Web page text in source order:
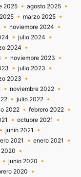
2025
agosto 2025
marzo 2025
noviembre 2024
julio 2024
2024
noviembre 2023
julio 2023
2023
noviembre 2022
julio 2022
2022
febrero 2022
octubre 2021
junio 2021
2021
enero 2021
junio 2020
2020